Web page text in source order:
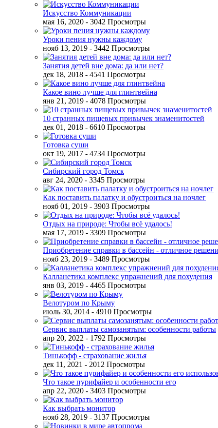
Искусство Коммуникации
мая 16, 2020 - 3042 Просмотры
Уроки пения нужны каждому
нояб 13, 2019 - 3442 Просмотры
Занятия детей вне дома: да или нет?
дек 18, 2018 - 4541 Просмотры
Какое вино лучше для глинтвейна
янв 21, 2019 - 4078 Просмотры
10 странных пищевых привычек знаменитостей
дек 01, 2018 - 6610 Просмотры
Готовка суши
окт 19, 2017 - 4734 Просмотры
Сибирский город Томск
авг 24, 2020 - 3345 Просмотры
Как поставить палатку и обустроиться на ночлег
нояб 01, 2019 - 3903 Просмотры
Отдых на природе: Чтобы всё удалось!
мая 17, 2019 - 3309 Просмотры
Приобретение справки в бассейн - отличное
нояб 23, 2019 - 3489 Просмотры
Калланетика комплекс упражнений для похудения
янв 03, 2019 - 4465 Просмотры
Велотуром по Крыму
июль 30, 2014 - 4910 Просмотры
Сервис выплаты самозанятым: особенности работы
апр 20, 2022 - 1792 Просмотры
Тинькофф - страхование жилья
дек 11, 2021 - 2012 Просмотры
Что такое пурифайер и особенности его
апр 22, 2020 - 3403 Просмотры
Как выбрать монитор
нояб 28, 2019 - 3137 Просмотры